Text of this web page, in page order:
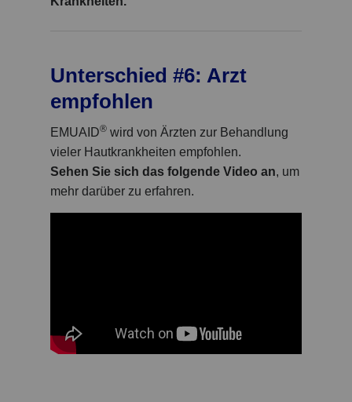
Unterschied #6: Arzt
empfohlen
EMUAID® wird von Ärzten zur Behandlung
vieler Hautkrankheiten empfohlen.
Sehen Sie sich das folgende Video an, um
mehr darüber zu erfahren.